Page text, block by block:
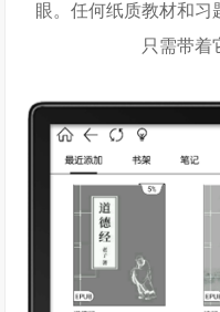
眼。任何纸质教材和习
只需带着